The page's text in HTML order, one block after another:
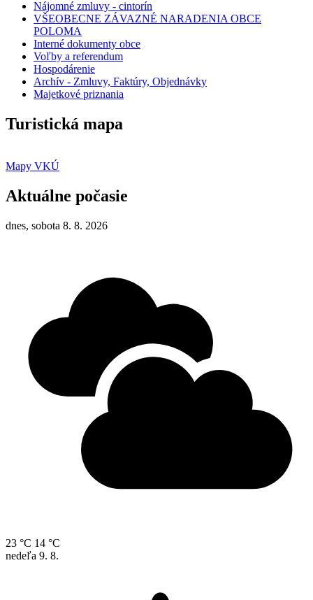
Nájomné zmluvy - cintorín
VŠEOBECNE ZÁVAZNÉ NARADENIA OBCE
POLOMA
Interné dokumenty obce
Voľby a referendum
Hospodárenie
Archív - Zmluvy, Faktúry, Objednávky
Majetkové priznania
Turistická mapa
Mapy VKÚ
Aktuálne počasie
dnes, sobota 8. 8. 2026
23 °C 14 °C
nedeľa 9. 8.